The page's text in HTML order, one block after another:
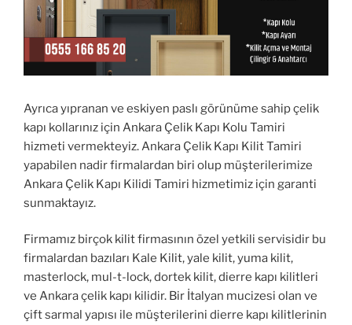
Ayrıca yıpranan ve eskiyen paslı görünüme sahip çelik
kapı kollarınız için Ankara Çelik Kapı Kolu Tamiri
hizmeti vermekteyiz. Ankara Çelik Kapı Kilit Tamiri
yapabilen nadir firmalardan biri olup müşterilerimize
Ankara Çelik Kapı Kilidi Tamiri hizmetimiz için garanti
sunmaktayız.
Firmamız birçok kilit firmasının özel yetkili servisidir bu
firmalardan bazıları Kale Kilit, yale kilit, yuma kilit,
masterlock, mul-t-lock, dortek kilit, dierre kapı kilitleri
ve Ankara çelik kapı kilidir. Bir İtalyan mucizesi olan ve
çift sarmal yapısı ile müşterilerini dierre kapı kilitlerinin